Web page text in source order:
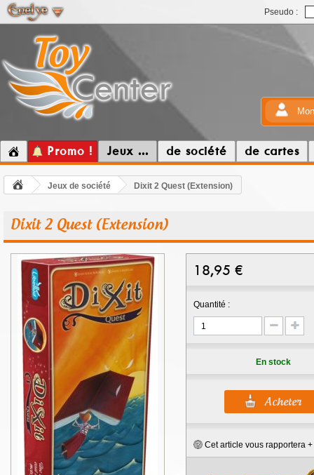
Pseudo :
Promo ! Jeux ... de société de cartes
Jeux de société Dixit 2 Quest (Extension)
Dixit 2 Quest (Extension)
18,95 €
Quantité :
En stock
Cet article vous rapportera +